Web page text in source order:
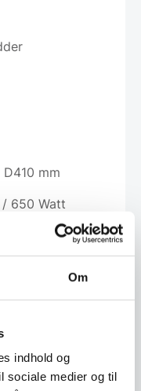
Om
indhold og
sociale medier og til
mm
650 Watt
hvorfor